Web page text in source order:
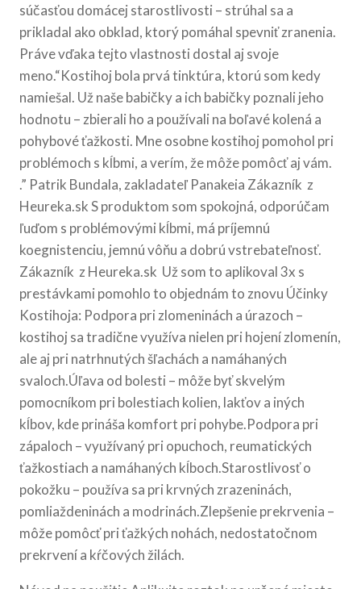
súčasťou domácej starostlivosti – strúhal sa a
prikladal ako obklad, ktorý pomáhal spevniť zranenia.
Práve vďaka tejto vlastnosti dostal aj svoje
meno.“Kostihoj bola prvá tinktúra, ktorú som kedy
namiešal. Už naše babičky a ich babičky poznali jeho
hodnotu – zbierali ho a používali na boľavé kolená a
pohybové ťažkosti. Mne osobne kostihoj pomohol pri
problémoch s kĺbmi, a verím, že môže pomôcť aj vám.
.” Patrik Bundala, zakladateľ Panakeia Zákazník z
Heureka.sk S produktom som spokojná, odporúčam
ľuďom s problémovými kĺbmi, má príjemnú
koegnistenciu, jemnú vôňu a dobrú vstrebateľnosť.
Zákazník z Heureka.sk Už som to aplikoval 3x s
prestávkami pomohlo to objednám to znovu Účinky
Kostihoja: Podpora pri zlomeninách a úrazoch –
kostihoj sa tradične využíva nielen pri hojení zlomenín,
ale aj pri natrhnutých šľachách a namáhaných
svaloch.Úľava od bolesti – môže byť skvelým
pomocníkom pri bolestiach kolien, lakťov a iných
kĺbov, kde prináša komfort pri pohybe.Podpora pri
zápaloch – využívaný pri opuchoch, reumatických
ťažkostiach a namáhaných kĺboch.Starostlivosť o
pokožku – používa sa pri krvných zrazeninách,
pomliaždeninách a modrinách.Zlepšenie prekrvenia –
môže pomôcť pri ťažkých nohách, nedostatočnom
prekrvení a kŕčových žilách.